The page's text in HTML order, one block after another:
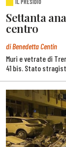
Settanta
centro
di Benedetta Centin
Muri e vetrate di
41 bis. Stato